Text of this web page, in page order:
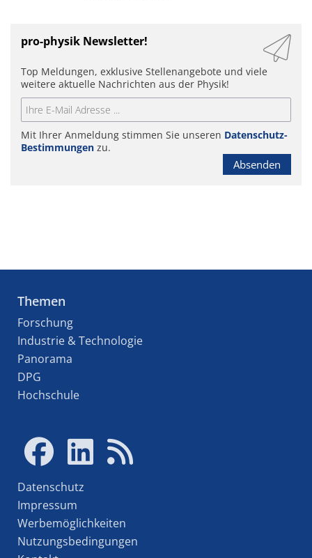
pro-physik Newsletter!
Top Meldungen, exklusive Stellenangebote und viele
weitere aktuelle Nachrichten aus der Physik!
Mit Ihrer Anmeldung stimmen Sie unseren Datenschutz-
Bestimmungen zu.
Absenden
Themen
Forschung
Industrie & Technologie
Panorama
DPG
Hochschule
Datenschutz
Impressum
Werbemöglichkeiten
Nutzungsbedingungen